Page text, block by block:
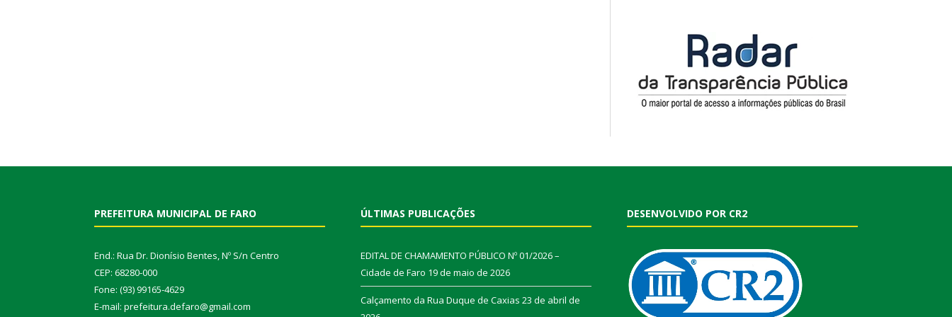
PREFEITURA MUNICIPAL DE FARO
End.: Rua Dr. Dionísio Bentes, Nº S/n Centro
CEP: 68280-000
Fone: (93) 99165-4629
E-mail: prefeitura.defaro@gmail.com
ÚLTIMAS PUBLICAÇÕES
EDITAL DE CHAMAMENTO PÚBLICO Nº 01/2026 –
Cidade de Faro 19 de maio de 2026
Calçamento da Rua Duque de Caxias 23 de abril de
DESENVOLVIDO POR CR2